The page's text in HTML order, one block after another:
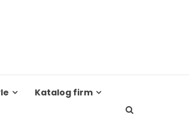
Katalog firm